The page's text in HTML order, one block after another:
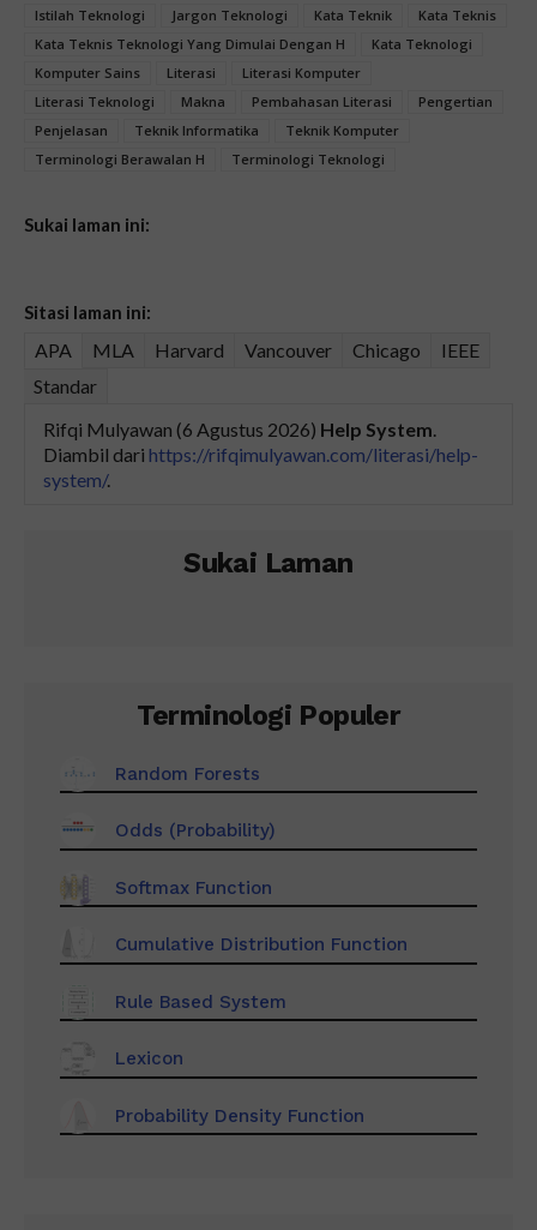
Istilah Teknologi Jargon Teknologi Kata Teknik
Kata Teknis
Kata Teknis Teknologi Yang Dimulai Dengan H
Kata Teknologi
Komputer Sains
Literasi
Literasi Komputer
Literasi Teknologi
Makna Pembahasan Literasi
Pengertian
Penjelasan
Teknik Informatika
Teknik Komputer
Terminologi Berawalan H
Terminologi Teknologi
Sukai laman ini:
Sitasi laman ini:
APA MLA Harvard Vancouver Chicago
IEEE
Standar
Rifqi Mulyawan (6 Agustus 2026) Help System
Diambil dari https://rifqimulyawan.com/literasi/help-
system/.
Sukai Laman
Terminologi Populer
Random Forests
Odds (Probability)
Softmax Function
Cumulative Distribution Function
Rule Based System
Lexicon
Probability Density Function